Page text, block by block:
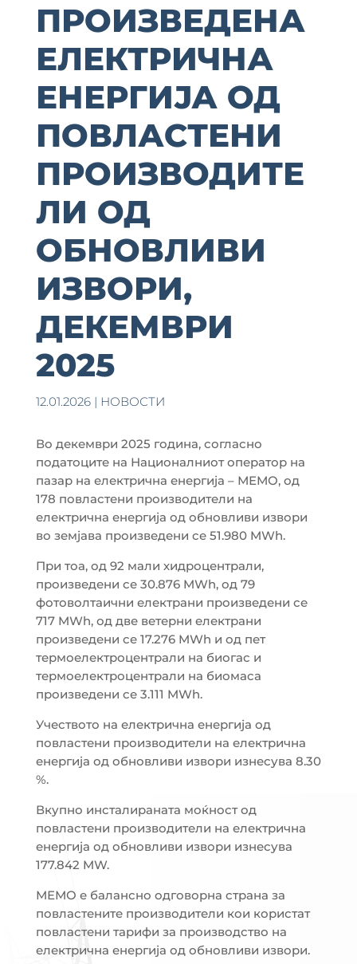
ПРОИЗВЕДЕНА
ЕЛЕКТРИЧНА
ЕНЕРГИЈА ОД
ПОВЛАСТЕНИ
ПРОИЗВОДИТЕ
ЛИ ОД
ОБНОВЛИВИ
ИЗВОРИ,
ДЕКЕМВРИ
2025
12.01.2026| НОВОСТИ
Во декември 2025 година, согласно
податоците на Националниот оператор на
пазар на електрична енергија – МЕМО, од
178 повластени производители на
електрична енергија од обновливи извори
во земјава произведени се 51.980 MWh.
При тоа, од 92 мали хидроцентрали,
произведени се 30.876 MWh, од 79
фотоволтаични електрани произведени се
717 MWh, од две ветерни електрани
произведени се 17.276 MWh и од пет
термоелектроцентрали на биогас и
термоелектроцентрали на биомаса
произведени се 3.111 MWh.
Учеството на електрична енергија од
повластени производители на електрична
енергија од обновливи извори изнесува 8.30
%.
Вкупно инсталираната моќност од
повластени производители на електрична
енергија од обновливи извори изнесува
177.842 MW.
МЕМО е балансно одговорна страна за
повластените производители кои користат
повластени тарифи за производство на
електрична енергија од обновливи извори.